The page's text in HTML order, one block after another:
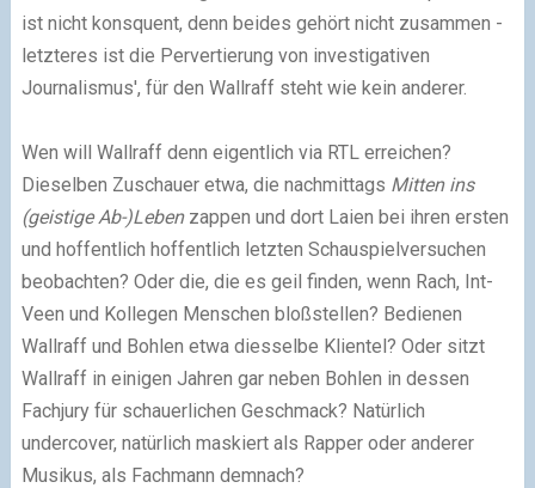
ist nicht konsquent, denn beides gehört nicht zusammen -
letzteres ist die Pervertierung von investigativen
Journalismus', für den Wallraff steht wie kein anderer.
Wen will Wallraff denn eigentlich via RTL erreichen?
Dieselben Zuschauer etwa, die nachmittags Mitten ins
(geistige Ab-)Lebenzappen und dort Laien bei ihren ersten
und hoffentlich hoffentlich letzten Schauspielversuchen
beobachten? Oder die, die es geil finden, wenn Rach, Int-
Veen und Kollegen Menschen bloßstellen? Bedienen
Wallraff und Bohlen etwa diesselbe Klientel? Oder sitzt
Wallraff in einigen Jahren gar neben Bohlen in dessen
Fachjury für schauerlichen Geschmack? Natürlich
undercover, natürlich maskiert als Rapper oder anderer
Musikus, als Fachmann demnach?